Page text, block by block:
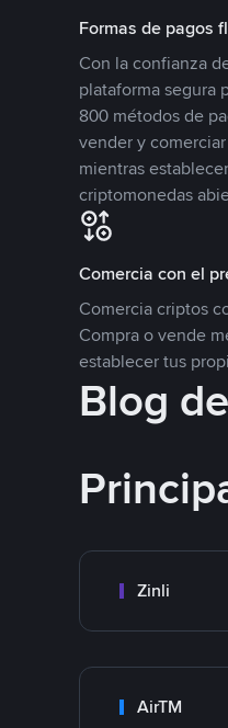
Formas de pagos
Con la confianza
plataforma segura
800 métodos de
vender y
mientras
criptomonedas
Comercia con el
Comercia criptos
Compra o vende
establecer tus
Blog
Zinli
AirTM